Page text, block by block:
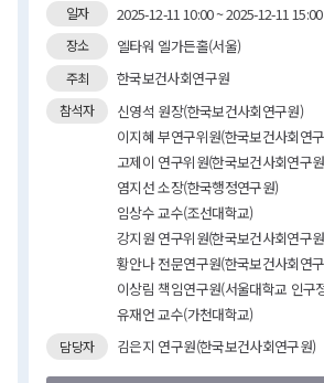
일자 2025-12-11 10:00 ~ 2025-12-11 15:00
장소 엘타워 엘가든홀(서울)
주최 한국보건사회연구원
참석자
신영석 원장(한국보건사회연구원)
이지혜 부연구위원(한국보건사회연
고제이 연구위원(한국보건사회연구
염지선 소장(한국행정연구원)
임상수 교수(조선대학교)
강지원 연구위원(한국보건사회연구
황안나 전문연구원(한국보건사회연
이상림 책임연구원(서울대학교 인구
유재언 교수(가천대학교)
담당자 김은지 연구원(한국보건사회연구원)